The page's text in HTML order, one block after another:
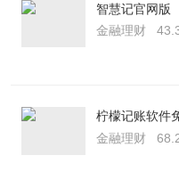
智慧记官网版
金融理财
柠檬记账软件
金融理财